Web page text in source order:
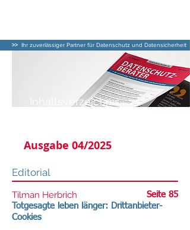
>> Ihr zuverlässiger Partner für Datenschutz und Datensicherheit
Inhaltsverzeichnis
Ausgabe 04/2025
Editorial
Tilman Herbrich
Seite 85
Totgesagte leben länger: Drittanbieter-
Cookies